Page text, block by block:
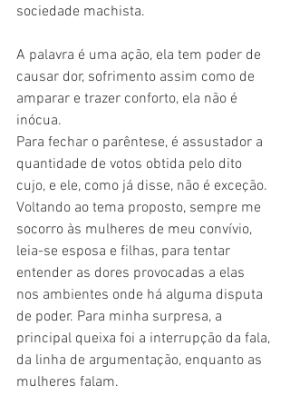
sociedade machista.
A palavra é uma ação, ela tem poder de
causar dor, sofrimento assim como de
amparar e trazer conforto, ela não é
inócua.
Para fechar o parêntese, é assustador a
quantidade de votos obtida pelo dito
cujo, e ele, como já disse, não é exceção.
Voltando ao tema proposto, sempre me
socorro às mulheres de meu convívio,
leia-se esposa e filhas, para tentar
entender as dores provocadas a elas
nos ambientes onde há alguma disputa
de poder. Para minha surpresa, a
principal queixa foi a interrupção da fala,
da linha de argumentação, enquanto as
mulheres falam.